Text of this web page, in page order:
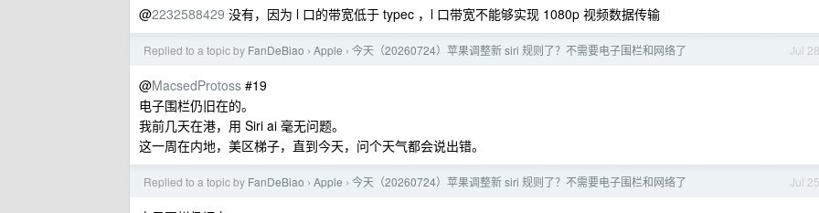
@2232588429 没有，因为 l 口的带宽低于 typec ，l 口带宽不能够实现 1080p 视频数据传输
Jul 28
Replied to a topic by FanDeBiao › Apple › 今天（20260724）苹果调整新 siri 规则了？不需要电子围栏和网络了
@MacsedProtoss #19
电子围栏仍旧在的。
我前几天在港，用 Siri ai 毫无问题。
这一周在内地，美区梯子，直到今天，问个天气都会说出错。
Jul 25
Replied to a topic by FanDeBiao › Apple › 今天（20260724）苹果调整新 siri 规则了？不需要电子围栏和网络了